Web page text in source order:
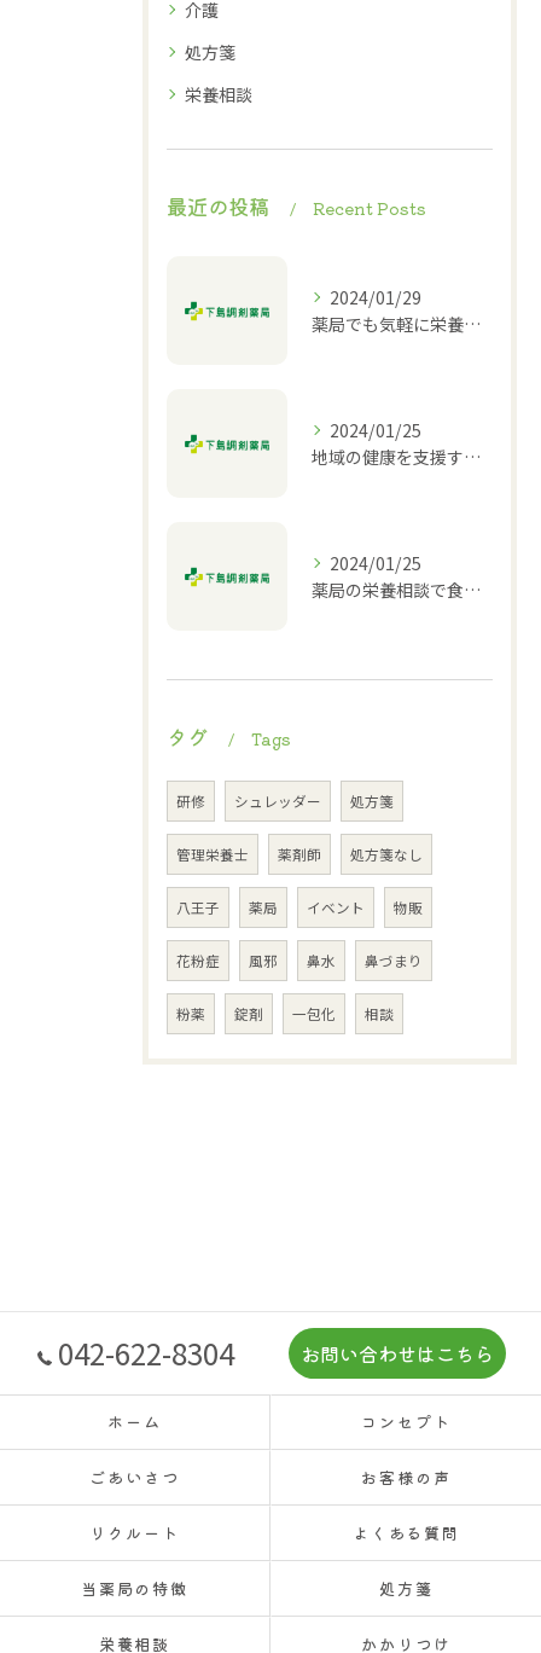
介護
処方箋
栄養相談
最近の投稿 Recent Posts
2024/01/29
薬局でも気軽に栄養相談ができる！
2024/01/25
地域の健康を支援する薬局｜栄養相談や介護相談も対応
2024/01/25
薬局の栄養相談で食生活改善
タグ Tags
研修 シュレッダー 処方箋
管理栄養士 薬剤師 処方箋なし
八王子 薬局 イベント 物販
花粉症 風邪 鼻水 鼻づまり
粉薬 錠剤 一包化 相談
042-622-8304 お問い合わせはこちら
ホーム コンセプト
ごあいさつ お客様の声
リクルート よくある質問
当薬局の特徴 処方箋
栄養相談 かかりつけ